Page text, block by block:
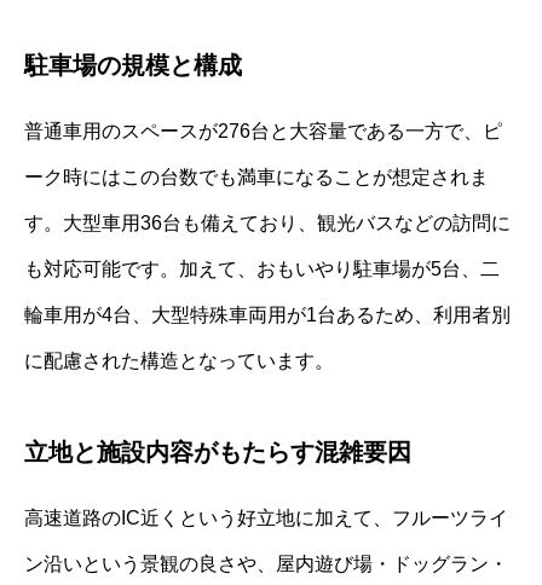
駐車場の規模と構成
普通車用のスペースが276台と大容量である一方で、ピ
ーク時にはこの台数でも満車になることが想定されま
す。大型車用36台も備えており、観光バスなどの訪問に
も対応可能です。加えて、おもいやり駐車場が5台、二
輪車用が4台、大型特殊車両用が1台あるため、利用者別
に配慮された構造となっています。
立地と施設内容がもたらす混雑要因
高速道路のIC近くという好立地に加えて、フルーツライ
ン沿いという景観の良さや、屋内遊び場・ドッグラン・